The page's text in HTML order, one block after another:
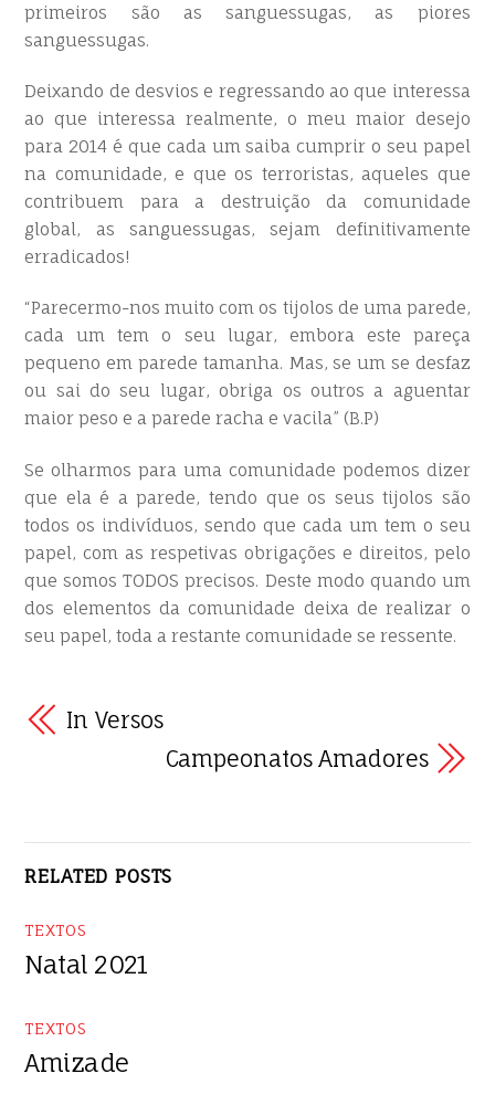
primeiros são as sanguessugas, as piores
sanguessugas.
Deixando de desvios e regressando ao que interessa
ao que interessa realmente, o meu maior desejo
para 2014 é que cada um saiba cumprir o seu papel
na comunidade, e que os terroristas, aqueles que
contribuem para a destruição da comunidade
global, as sanguessugas, sejam definitivamente
erradicados!
“Parecermo-nos muito com os tijolos de uma parede,
cada um tem o seu lugar, embora este pareça
pequeno em parede tamanha. Mas, se um se desfaz
ou sai do seu lugar, obriga os outros a aguentar
maior peso e a parede racha e vacila” (B.P)
Se olharmos para uma comunidade podemos dizer
que ela é a parede, tendo que os seus tijolos são
todos os indivíduos, sendo que cada um tem o seu
papel, com as respetivas obrigações e direitos, pelo
que somos TODOS precisos. Deste modo quando um
dos elementos da comunidade deixa de realizar o
seu papel, toda a restante comunidade se ressente.
In Versos
Campeonatos Amadores
RELATED POSTS
TEXTOS
Natal 2021
TEXTOS
Amizade